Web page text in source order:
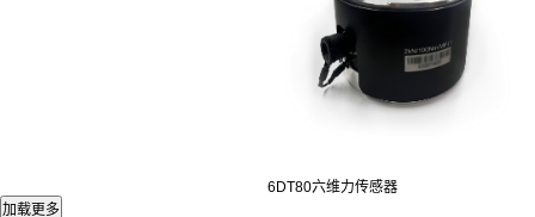
6DT80六维力传感器